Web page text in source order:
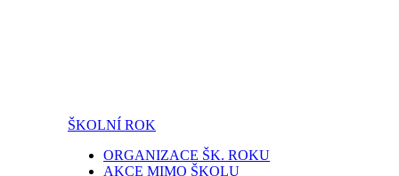
ŠKOLNÍ ROK
ORGANIZACE ŠK. ROKU
AKCE MIMO ŠKOLU